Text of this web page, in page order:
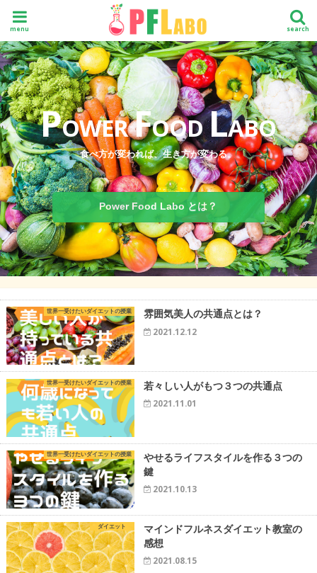
search
menu
POWERFOODLABO
食べ方が変われば、生き方が変わる。
Power Food Labo とは？
世界一受けたいダイエットの授業
雰囲気美人の共通点とは？
2021.12.12
世界一受けたいダイエットの授業
若々しい人がもつ３つの共通点
2021.11.01
世界一受けたいダイエットの授業
やせるライフスタイルを作る３つの
鍵
2021.10.13
ダイエット
マインドフルネスダイエット教室の
感想
2021.08.15